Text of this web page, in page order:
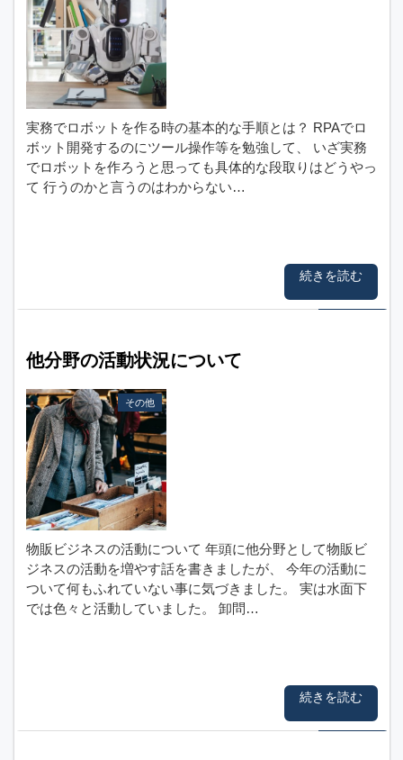
実務でロボットを作る時の基本的な手順とは？ RPAでロ
ボット開発するのにツール操作等を勉強して、 いざ実務
でロボットを作ろうと思っても具体的な段取りはどうやっ
て 行うのかと言うのはわからない…
続きを読む
他分野の活動状況について
その他
物販ビジネスの活動について 年頭に他分野として物販ビ
ジネスの活動を増やす話を書きましたが、 今年の活動に
ついて何もふれていない事に気づきました。 実は水面下
では色々と活動していました。 卸問…
続きを読む